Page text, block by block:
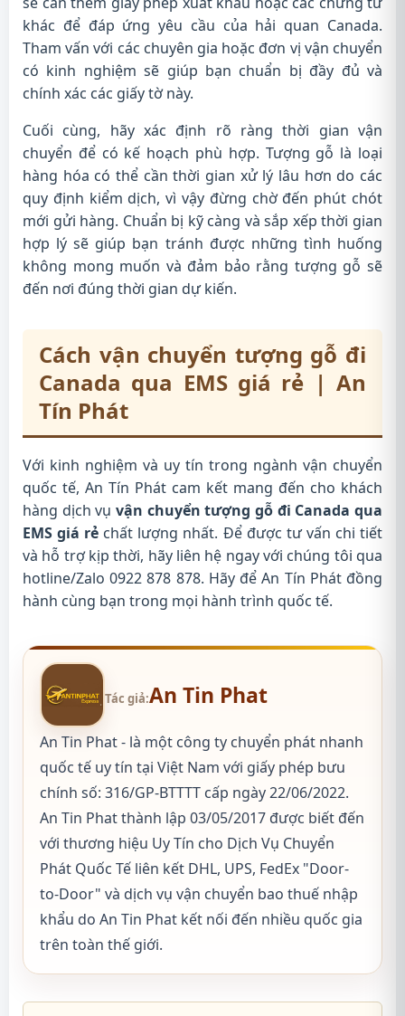
khác để đáp ứng yêu cầu của hải quan Canada.
Tham vấn với các chuyên gia hoặc đơn vị vận chuyển
có kinh nghiệm sẽ giúp bạn chuẩn bị đầy đủ và
chính xác các giấy tờ này.
Cuối cùng, hãy xác định rõ ràng thời gian vận
chuyển để có kế hoạch phù hợp. Tượng gỗ là loại
hàng hóa có thể cần thời gian xử lý lâu hơn do các
quy định kiểm dịch, vì vậy đừng chờ đến phút chót
mới gửi hàng. Chuẩn bị kỹ càng và sắp xếp thời gian
hợp lý sẽ giúp bạn tránh được những tình huống
không mong muốn và đảm bảo rằng tượng gỗ sẽ
đến nơi đúng thời gian dự kiến.
Cách vận chuyển tượng gỗ đi
Canada qua EMS giá rẻ | An
Tín Phát
Với kinh nghiệm và uy tín trong ngành vận chuyển
quốc tế, An Tín Phát cam kết mang đến cho khách
hàng dịch vụ vận chuyển tượng gỗ đi Canada qua
EMS giá rẻ chất lượng nhất. Để được tư vấn chi tiết
và hỗ trợ kịp thời, hãy liên hệ ngay với chúng tôi qua
hotline/Zalo 0922 878 878. Hãy để An Tín Phát đồng
hành cùng bạn trong mọi hành trình quốc tế.
Tác giả:An Tin Phat
An Tin Phat - là một công ty chuyển phát nhanh
quốc tế uy tín tại Việt Nam với giấy phép bưu
chính số: 316/GP-BTTTT cấp ngày 22/06/2022.
An Tin Phat thành lập 03/05/2017 được biết đến
với thương hiệu Uy Tín cho Dịch Vụ Chuyển
Phát Quốc Tế liên kết DHL, UPS, FedEx "Door-
to-Door" và dịch vụ vận chuyển bao thuế nhập
khẩu do An Tin Phat kết nối đến nhiều quốc gia
trên toàn thế giới.